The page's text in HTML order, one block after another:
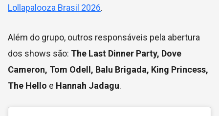
Lollapalooza Brasil 2026.
Além do grupo, outros responsáveis pela abertura
dos shows são: The Last Dinner Party, Dove
Cameron, Tom Odell, Balu Brigada, King Princess,
The Hello e Hannah Jadagu.